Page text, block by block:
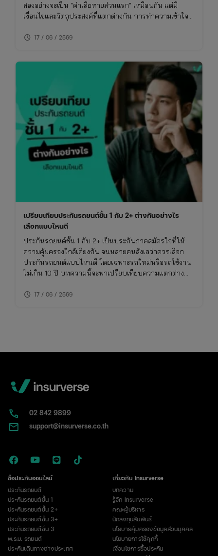
สองอย่างจะเป็น "ค่าเสียหายส่วนแรก" เหมือนกัน แต่มี
เงื่อนไขและวัตถุประสงค์ที่แตกต่างกัน การทำความเข้าใจ
ไม่พลาดย้อนหลัง
schedule 17 / 06 / 2569
เปรียบเทียบประกันรถยนต์ชั้น 1 กับ 2+ ต่างกันอย่างไร
เลือกแบบไหนดี
ประกันรถยนต์ชั้น 1 กับ 2+ เป็นประกันภาคสมัครใจที่ให้
ความคุ้มครองใกล้เคียงกัน จนหลายคนลังเลว่าควรเลือก
ประกันรถยนต์แบบไหนดี โดยเฉพาะรถใหม่หรือรถใช้งาน
ไม่เกิน 10 ปี บทความนี้จะพาเปรียบเทียบความแตกต่าง
เทียบ ทั้งเรื่องความคุ้มครอง ค่าเบี้ย และความเหมาะสมใน
schedule 17 / 06 / 2569
02​ 842 9899
support@insurverse.co.th
ซื้อประกันออนไลน์
ประกันรถยนต์
ประกันรถยนต์ชั้น 1
ประกันรถยนต์ชั้น 2+
ประกันรถยนต์ชั้น 3+
ประกันรถยนต์ชั้น 3
พ.ร.บ. รถยนต์
ประกันเดินทางต่างประเทศ
เกี่ยวกับ Insurverse
บทความ
รู้จัก Insurverse
คณะผู้บริหาร
นักลงทุนสัมพันธ์
นโยบายคุ้มครองข้อมูลส่วนบุคคล
นโยบายการใช้คุกกี้
เงื่อนไขการซื้อประกัน